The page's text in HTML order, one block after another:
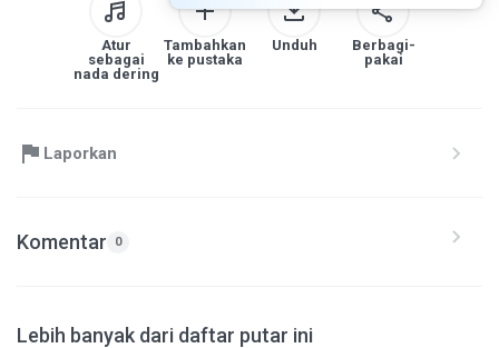
Atur
sebagai
nada dering
Tambahkan
ke pustaka
Unduh
Berbagi-
pakai
Laporkan
Komentar 0
Lebih banyak dari daftar putar ini